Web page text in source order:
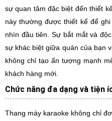
sự quan tâm đặc biệt đến thiết
này thường được thiết kế để
nhìn đầu tiên. Sự bắt mắt và
sự khác biệt giữa quán của bạn
không chỉ tạo ấn tượng mạnh
khách hàng mới.
Chức năng đa dạng và tiện
Thang máy karaoke không chỉ